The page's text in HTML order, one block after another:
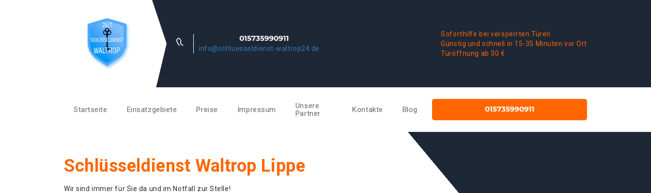
info@schluesseldienst-waltrop24.de
Soforthilfe bei versperrten Türen
Günstig und schnell in 15-35 Minuten vor Ort
Türöffnung ab 30 €
Startseite Einsatzgebiete Preise Impressum
Unsere
Partner
Kontakte Blog
Schlüsseldienst Waltrop Lippe
Wir sind immer für Sie da und im Notfall zur Stelle!